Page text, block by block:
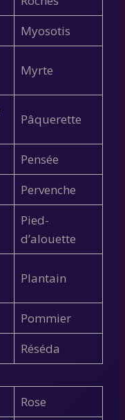
Myosotis
Myrte
Pâquerette
Pensée
Pervenche
Pied-
d’alouette
Plantain
Pommier
Réséda
Rose